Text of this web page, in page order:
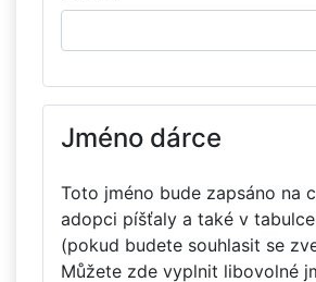
Jméno dárce
Toto jméno bude zapsáno na
adopci píšťaly a také v
(pokud budete souhlasit se
Můžete zde vyplnit libovolné